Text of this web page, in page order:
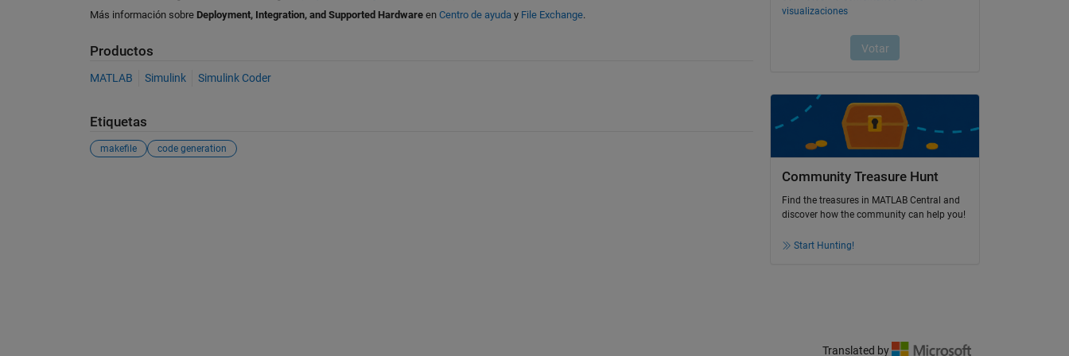
Más información sobre Deployment, Integration, and Supported Hardwareen Centro de ayuday File Exchange.
Productos
MATLAB Simulink Simulink Coder
Etiquetas
makefile code generation
Community Treasure Hunt
Find the treasures in MATLAB Central and
discover how the community can help you!
Start Hunting!
Translated by